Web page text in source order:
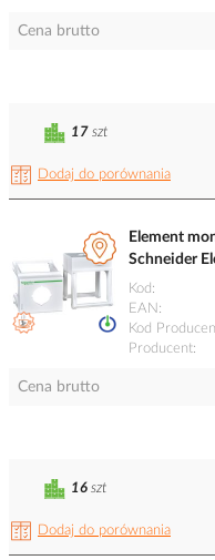
Cena brutto
Dodaj do porównania
17 szt
Element
Schneider
Kod
EAN
Kod
Producent
Cena brutto
Dodaj do porównania
16 szt